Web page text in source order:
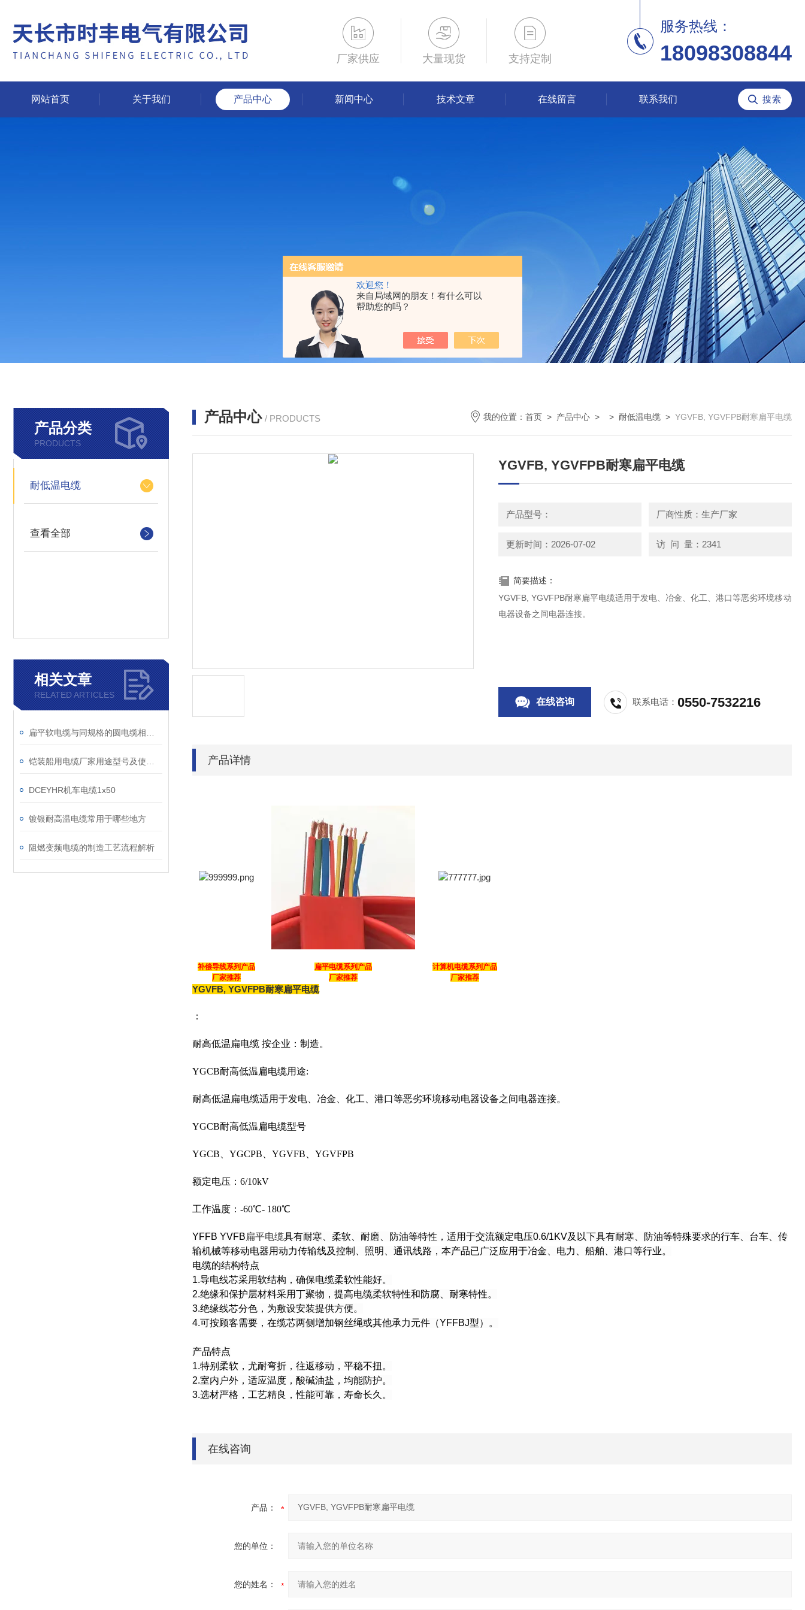
欢迎您！
来自局域网的朋友！有什么可以
帮助您的吗？
厂家供应 大量现货 支持定制
服务热线：
18098308844
网站首页 关于我们 产品中心 新闻中心 技术文章 在线留言 联系我们
产品分类
PRODUCTS
耐低温电缆
查看全部
相关文章
RELATED ARTICLES
DCEYHR机车电缆1x50
镀银耐高温电缆常用于哪些地方
阻燃变频电缆的制造工艺流程解析
产品中心 / PRODUCTS 我的位置： 首页 > 产品中心 > > 耐低温电缆 > YGVFB, YGVFPB耐寒扁平电缆
YGVFB, YGVFPB耐寒扁平电缆
产品型号： 厂商性质：生产厂家
更新时间：2026-07-02 访 问 量：2341
简要描述：
YGVFB, YGVFPB耐寒扁平电缆适用于发电、冶金、化工、港口等恶劣环境移动
电器设备之间电器连接。
在线咨询 联系电话：0550-7532216
产品详情
补偿导线系列产品
厂家推荐
扁平电缆系列产品
厂家推荐
计算机电缆系列产品
厂家推荐
YGVFB, YGVFPB耐寒扁平电缆
：
耐高低温扁电缆 按企业：制造。
YGCB耐高低温扁电缆用途:
耐高低温扁电缆适用于发电、冶金、化工、港口等恶劣环境移动电器设备之间电器连接。
YGCB耐高低温扁电缆型号
YGCB、YGCPB、YGVFB、YGVFPB
额定电压：6/10kV
工作温度：-60℃- 180℃
YFFB YVFB扁平电缆具有耐寒、柔软、耐磨、防油等特性，适用于交流额定电压0.6/1KV及以下具有耐寒、防油等特殊要求的行车、台车、传
输机械等移动电器用动力传输线及控制、照明、通讯线路，本产品已广泛应用于冶金、电力、船舶、港口等行业。
电缆的结构特点
1.导电线芯采用软结构，确保电缆柔软性能好。
2.绝缘和保护层材料采用丁聚物，提高电缆柔软特性和防腐、耐寒特性。
3.绝缘线芯分色，为敷设安装提供方便。
4.可按顾客需要，在缆芯两侧增加钢丝绳或其他承力元件（YFFBJ型）。
产品特点
1.特别柔软，尤耐弯折，往返移动，平稳不扭。
2.室内户外，适应温度，酸碱油盐，均能防护。
3.选材严格，工艺精良，性能可靠，寿命长久。
在线咨询
产品：
您的单位：
您的姓名：